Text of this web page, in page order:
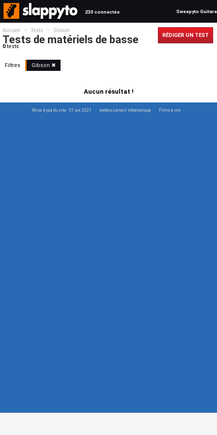
230 connectés Sweepyto Guitare
Accueil > Tests > Gibson
Tests de matériels de basse
0tests
RÉDIGER UN TEST
Filtres Gibson ✖
Aucun résultat !
Mise à jour du site : 01 avr. 2021 webrox conseil informatique Films à voir